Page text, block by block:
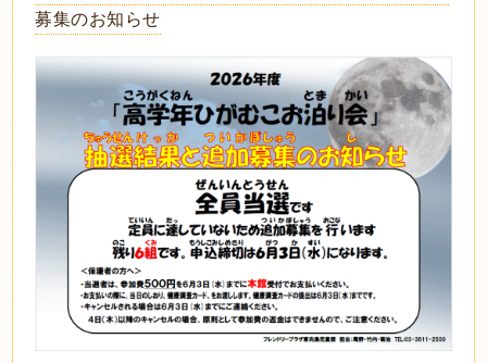
募集のお知らせ